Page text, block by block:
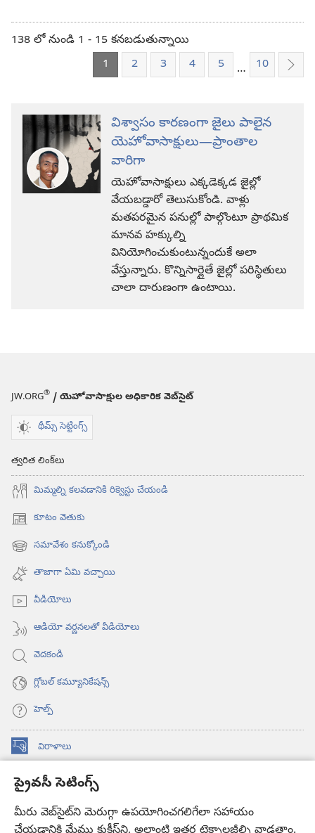
ప్రైవసీ సెటింగ్స్
మీరు వెబ్‌సైట్‌ని మెరుగ్గా ఉపయోగించగలిగేలా సహాయం
138 లో నుండి 1 - 15 కనబడుతున్నాయి
1
2 3 4 5 … 10
విశ్వాసం కారణంగా జైలు పాలైన
యెహోవాసాక్షులు—ప్రాంతాల
వారిగా
యెహోవాసాక్షులు ఎక్కడెక్కడ జైల్లో
వేయబడ్డారో తెలుసుకోండి. వాళ్లు
మతపరమైన పనుల్లో పాల్గొంటూ ప్రాథమిక
మానవ హక్కుల్ని
వినియోగించుకుంటున్నందుకే అలా
వేస్తున్నారు. కొన్నిసార్లైతే జైల్లో పరిస్థితులు
చాలా దారుణంగా ఉంటాయి.
JW.ORG® / యెహోవాసాక్షుల అధికారిక వెబ్‌సైట్‌
థీమ్స్ సెట్టింగ్స్
త్వరిత లింక్‌లు
మిమ్మల్ని కలవడానికి రిక్వెస్టు చేయండి
కూటం వెతుకు
(కొత్త
విండో
ఓపెన్‌
అవుతుంది)
సమావేశం కనుక్కోండి
(కొత్త
విండో
ఓపెన్‌
అవుతుంది)
తాజాగా ఏమి వచ్చాయి
వీడియోలు
ఆడియో వర్ణనలతో వీడియోలు
వెదకండి
గ్లోబల్‌ కమ్యూనికేషన్స్‌
హెల్ప్‌
విరాళాలు
(కొత్త
ఓపెన్‌ కావలికోట ఆన్‌లైన్‌ లైబ్రరీ
(కొత్త
విండో
ఓపెన్‌
JW Hub
(కొత్త